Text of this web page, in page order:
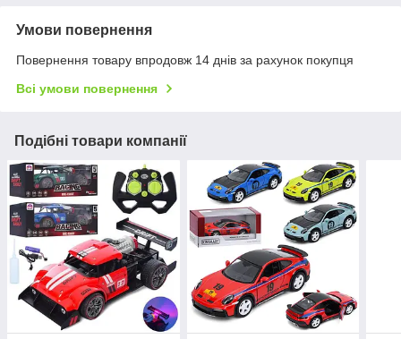
Умови повернення
Повернення товару впродовж 14 днів за рахунок покупця
Всі умови повернення
Подібні товари компанії